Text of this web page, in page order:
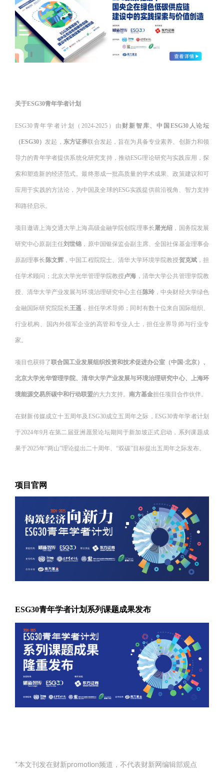
关于ESG30青年学者计划
ESG30青年学者计划（2024-2025）由 财新智库、中国ESG30人论坛
（ESG30）发起， 东方证券联合发起，旨在为具备专业素养、创新力和领
导力的青年学者提供系统化研究支持，推动ESG理论研究与实践应用，探
索和塑造新的经济范式。最终形成一批高质量的学术成果、政策建议和可
应用于实践的方法论，为中国及全球的ESG实践提供前沿视角、智力支持
和路径启示。
项目邀请上海交通大学上海高级金融学院创院理事长屠光绍 ，国务院发展
研究中心原副主任刘世锦 ，原中国银保监会副主席、全国社保基金理事会
原副理事长 陈文辉，中国工程院院士、清华大学环境学院教授贺克斌 ，担
任学术顾问；北京大学光华管理学院教授卢海 ，清华大学公共管理学院教
授、清华大学产业发展与环境治理研究中心主任陈玲 ，中央财经大学绿色
金融国际研究院院长王遥 ，担任学术导师；同时有数十位来自国际组织、
行业机构、国内外领军企业的高管和专业人士，担任业界导师与行业专
家。
项目也获得了联合国工业发展组织投资和技术促进办公室（中国·北京）、
北京大学光华管理学院、清华大学产业发展与环境治理研究中心、上海环
境能源交易所碳中和行动联盟的大力支持。 南方基金担任项目合作伙伴。
在财新传媒成立十五周年及ESG30成立五周年之际，ESG30青年学者计划
于2024年9月在第二届亚洲愿景论坛期间于新加坡正式启动，系列课题成
果于2025年“两山”理论提出二十周年、“双碳”目标提出五周年之际发布。
项目官网
ESG30青年学者计划系列课题成果发布
*本文刊发在财新promotion频道，不代表财新网编辑部观点